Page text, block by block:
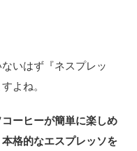
いはず『ネスプレッ
よね。
ーヒーが簡単に楽しめ
格的なエスプレッソを